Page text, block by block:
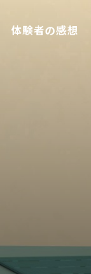
体験者の感想